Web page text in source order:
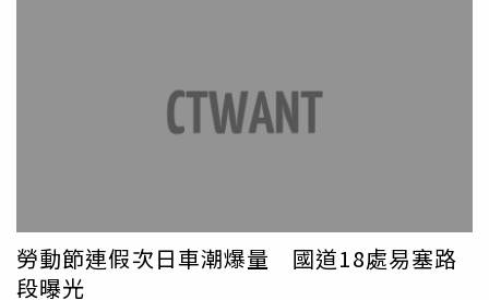
使用ECMO（葉克膜）患者仍在加護病房觀察，但意識清
醒。搶時間打通血管 平均D2W為61分鐘新光醫院心臟內
科主任蔡適吉指出，急性心肌梗塞搶救關鍵在於時間，國際
與醫療團隊，更考驗院方急診分流與加護病房的收治量能。
天氣劇烈變化 可能是誘發急性心肌梗塞因子至於為何短時
勞動節連假次日車潮爆量 國道18處易塞路
段曝光